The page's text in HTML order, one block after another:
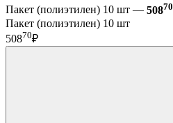
Пакет (полиэтилен) 10 шт — 50870
Пакет (полиэтилен) 10 шт
50870₽